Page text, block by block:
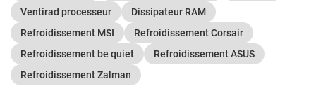
Ventirad processeur
Dissipateur RAM
Refroidissement MSI
Refroidissement Corsair
Refroidissement be quiet
Refroidissement ASUS
Refroidissement Zalman